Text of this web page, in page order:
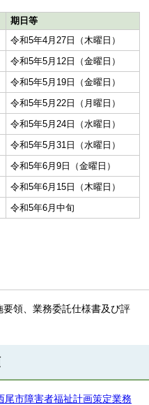
期日等
令和5年4月27日（木曜日）
令和5年5月12日（金曜日）
令和5年5月19日（金曜日）
令和5年5月22日（月曜日）
令和5年5月24日（水曜日）
令和5年5月31日（水曜日）
令和5年6月9日（金曜日）
令和5年6月15日（木曜日）
令和5年6月中旬
領、業務委託仕様書及び評
市障害者福祉計画策定業務